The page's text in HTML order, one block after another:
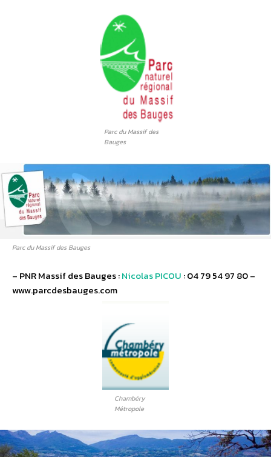
Parc du Massif des
Bauges
Parc du Massif des Bauges
– PNR Massif des Bauges :Nicolas PICOU : 04 79 54 97 80 –
www.parcdesbauges.com
Chambéry
Métropole